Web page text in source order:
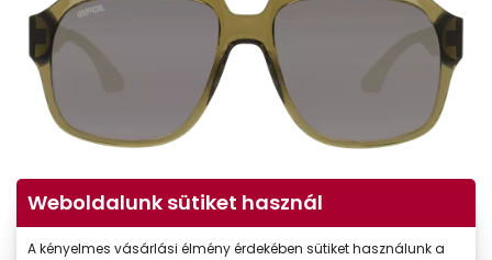
Virtuális próba
Weboldalunk sütiket használ
A kényelmes vásárlási élmény érdekében sütiket használunk a